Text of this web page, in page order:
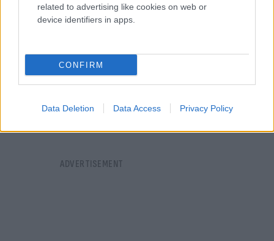
related to advertising like cookies on web or
device identifiers in apps.
CONFIRM
Data Deletion Data Access Privacy Policy